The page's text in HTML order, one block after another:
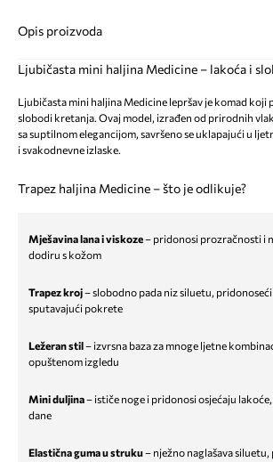
Opis proizvoda
Ljubičasta mini haljina Medicine – lakoća i
Ljubičasta mini haljina Medicine lepršav je komad
slobodi kretanja. Ovaj model, izrađen od prirodnih
sa suptilnom elegancijom, savršeno se uklapajući u
i svakodnevne izlaske.
Trapez haljina Medicine – što je odlikuje?
Mješavina lana i viskoze– pridonosi prozračnosti i
dodiru s kožom
Trapez kroj– slobodno pada niz siluetu,
sputavajući pokrete
Ležeran stil– izvrsna baza za mnoge ljetne
opuštenom izgledu
Mini duljina– ističe noge i pridonosi osjećaju
dane
Elastična guma u struku– nježno naglašava